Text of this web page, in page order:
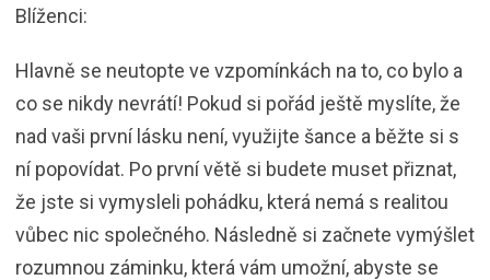
Blíženci:
Hlavně se neutopte ve vzpomínkách na to, co bylo a
co se nikdy nevrátí! Pokud si pořád ještě myslíte, že
nad vaši první lásku není, využijte šance a běžte si s
ní popovídat. Po první větě si budete muset přiznat,
že jste si vymysleli pohádku, která nemá s realitou
vůbec nic společného. Následně si začnete vymýšlet
rozumnou záminku, která vám umožní, abyste se